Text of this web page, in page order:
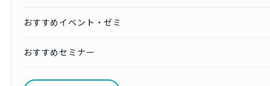
おすすめイベント・ゼミ
おすすめセミナー